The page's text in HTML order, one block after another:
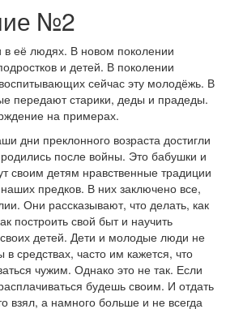
№2
в её людях. В новом поколении
и детей. В поколении
сейчас эту молодёжь. В
передают старики, деды и прадеды.
на примерах.
дни преклонного возраста достигли
после войны. Это бабушки и
своим детям нравственные традиции
предков. В них заключено все,
Они рассказывают, что делать, как
построить свой быт и научить
детей. Дети и молодые люди не
в средствах, часто им кажется, что
чужим. Однако это не так. Если
будешь своим. И отдать
взял, а намного больше и не всегда